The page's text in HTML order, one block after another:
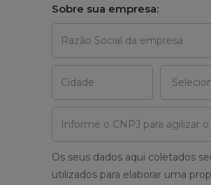
Sobre sua empresa:
Os seus dados aqui coletados
utilizados para elaborar uma